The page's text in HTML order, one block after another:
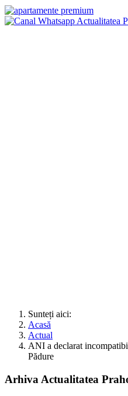
Sunteți aici:
Acasă
Actual
ANI a declarat
Pădure
Arhiva Actualitatea